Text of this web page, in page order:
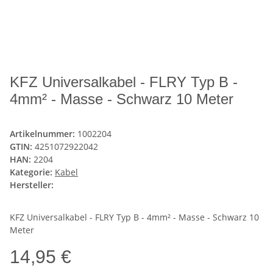
KFZ Universalkabel - FLRY Typ B -
4mm² - Masse - Schwarz 10 Meter
Artikelnummer: 1002204
GTIN: 4251072922042
HAN: 2204
Kategorie: Kabel
Hersteller:
KFZ Universalkabel - FLRY Typ B - 4mm² - Masse - Schwarz 10
Meter
14,95 €